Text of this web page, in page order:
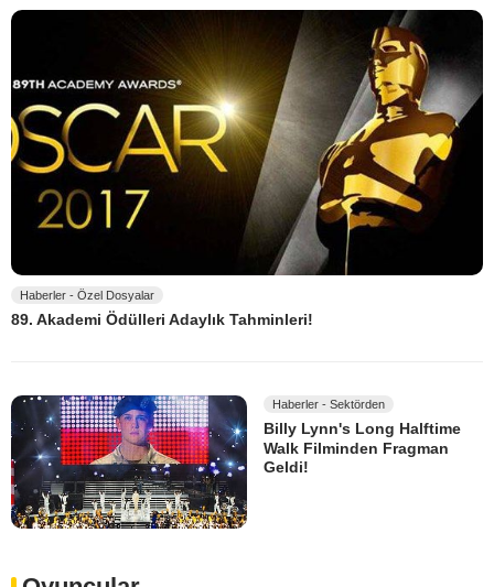
Haberler - Özel Dosyalar
89. Akademi Ödülleri Adaylık Tahminleri!
Haberler - Sektörden
Billy Lynn's Long Halftime
Walk Filminden Fragman
Geldi!